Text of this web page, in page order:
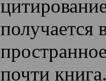
получается
почти